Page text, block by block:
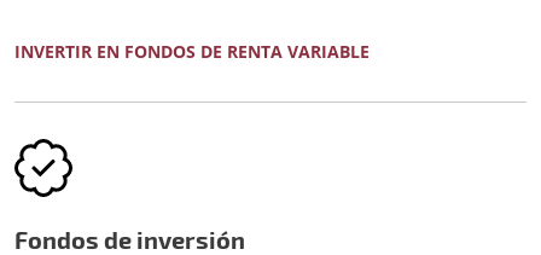
INVERTIR EN FONDOS DE RENTA VARIABLE
Fondos de inversión